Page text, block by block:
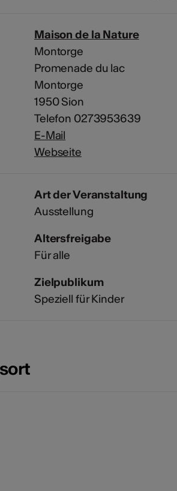
Maison de la Nature
Montorge
Promenade du lac
Montorge
1950 Sion
Telefon 0273953639
E-Mail
Webseite
Art der Veranstaltung
Ausstellung
Altersfreigabe
Für alle
Zielpublikum
Speziell für Kinder